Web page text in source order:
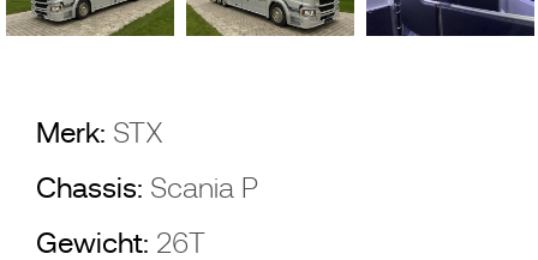
Merk: STX
Chassis: Scania P
Gewicht: 26T